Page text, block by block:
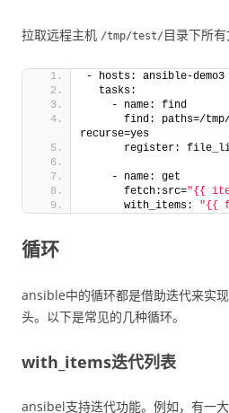
拉取远程主机 /tmp/test/ 目录下所
- hosts: ansible-demo3
  tasks:
    - name: find
find: paths=/
recurse=yes
register:
    - name: get
      fetch:src=
"{{
      with_items:
"{{
循环
ansible中的循环都是借助迭代来实
头。以下是常见的几种循环。
with_items迭代列表
ansibel支持迭代功能。例如，有一